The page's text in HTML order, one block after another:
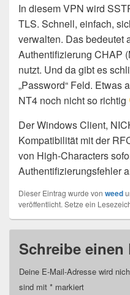
In diesem VPN wird
TLS. Schnell, einfach,
verwalten. Das bedeutet
Authentifizierung CHAP
nutzt. Und da gibt es
„Password“ Feld. Etwas
NT4 noch nicht so richtig
Der Windows Client,
Kompatibilität mit der
von High-Characters
Authentifizierungsfehler
Dieser Eintrag wurde von weed
veröffentlicht. Setze ein
Schreibe einen
Deine E-Mail-Adresse wird
sind mit * markiert